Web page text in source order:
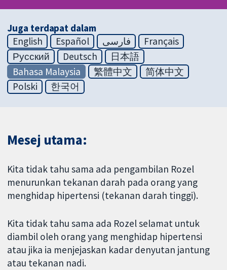
Juga terdapat dalam
English
Español فارسی
Français
Русский
Deutsch
日本語
Bahasa Malaysia
繁體中文
简体中文
Polski
한국어
Mesej utama:
Kita tidak tahu sama ada pengambilan Rozel
menurunkan tekanan darah pada orang yang
menghidap hipertensi (tekanan darah tinggi).
Kita tidak tahu sama ada Rozel selamat untuk
diambil oleh orang yang menghidap hipertensi
atau jika ia menjejaskan kadar denyutan jantung
atau tekanan nadi.